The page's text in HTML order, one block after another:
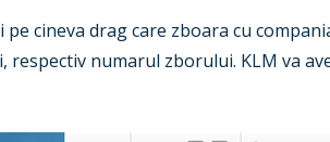
cineva drag care zboara cu
numarul zborului. KLM va